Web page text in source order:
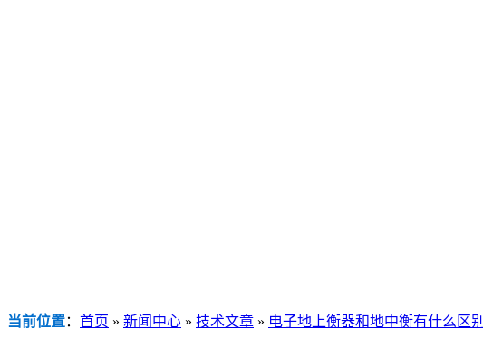
当前位置： 首页 » 新闻中心 » 技术文章 » 电子地上衡器和地中衡有什么区别